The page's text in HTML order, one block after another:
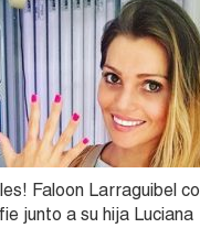
Faloon Larraguibel
junto a su hija Luciana